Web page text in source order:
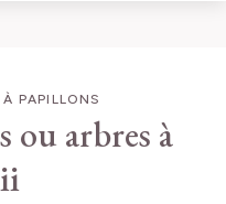
PAPILLONS
ou arbres à